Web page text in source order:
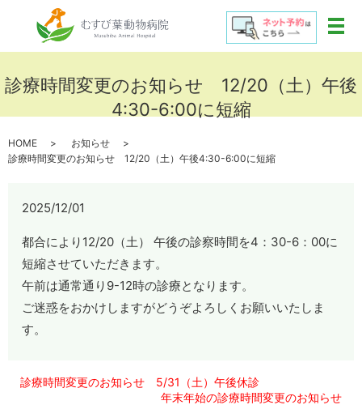
メ
診療時間変更のお知らせ 12/20（土）午後
4:30-6:00に短縮
HOME
お知らせ
診療時間変更のお知らせ 12/20（土）午後4:30-6:00に短縮
2025/12/01
都合により12/20（土） 午後の診察時間を4：30-6：00に
短縮させていただきます。
午前は通常通り9-12時の診療となります。
ご迷惑をおかけしますがどうぞよろしくお願いいたしま
す。
診療時間変更のお知らせ 5/31（土）午後休診
年末年始の診療時間変更のお知らせ